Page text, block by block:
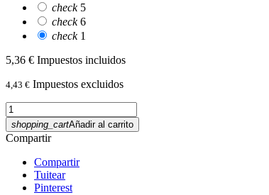
check 5
check 6
check 1
5,36 € Impuestos incluidos
4,43 € Impuestos excluidos
shopping_cartAñadir al carrito
Compartir
Compartir
Tuitear
Pinterest